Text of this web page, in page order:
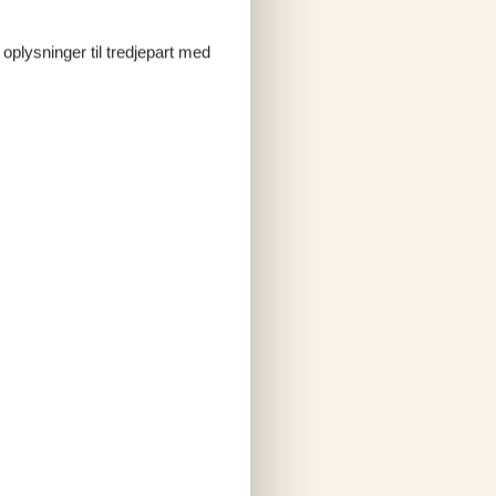
til tredjepart med